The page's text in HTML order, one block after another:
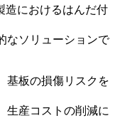
造におけるはんだ付
なソリューションで
基板の損傷リスクを
生産コストの削減に